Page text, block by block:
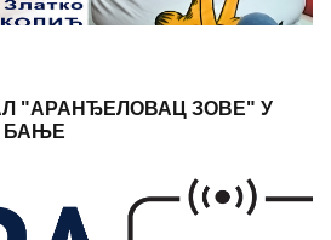
"АРАНЂЕЛОВАЦ ЗОВЕ" У
БАЊЕ